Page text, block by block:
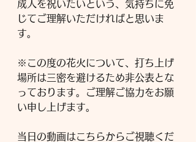
成人を祝いたいという、気持ちに免
じてご理解いただければと思いま
す。
※この度の花火について、打ち上げ
場所は三密を避けるため非公表とな
っております。ご理解ご協力をお願
い申し上げます。
当日の動画はこちらからご視聴くだ